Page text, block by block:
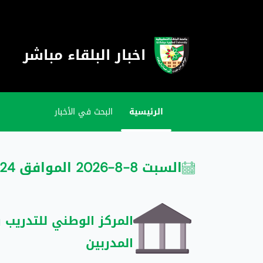
اخبار البلقاء مباشر
الرئيسية البحث في الأخبار
السبت 8-8-2026 الموافق 24 صفر 1448
المركز الوطني
المدربين